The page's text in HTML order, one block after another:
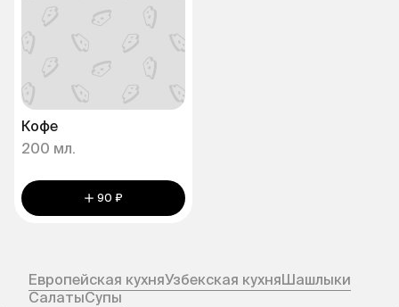
Кофе
200 мл.
90 ₽
Европейская кухняУзбекская кухняШашлыки
СалатыСупы